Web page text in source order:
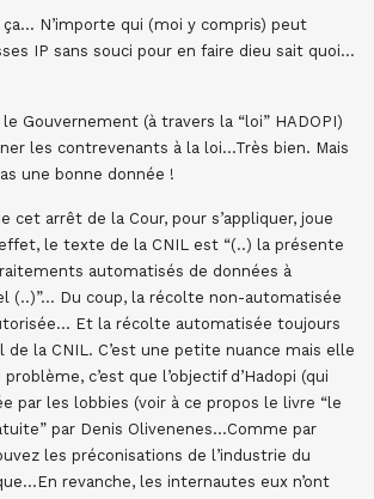
ça… N’importe qui (moi y compris) peut
IP sans souci pour en faire dieu sait quoi…
Gouvernement (à travers la “loi” HADOPI)
les contrevenants à la loi…Très bien. Mais
une bonne donnée !
cet arrêt de la Cour, pour s’appliquer, joue
le texte de la CNIL est “(..) la présente
automatisés de données à
(..)”… Du coup, la récolte non-automatisée
Et la récolte automatisée toujours
de la CNIL. C’est une petite nuance mais elle
c’est que l’objectif d’Hadopi (qui
par les lobbies (voir à ce propos le livre “le
par Denis Olivenenes…Comme par
les préconisations de l’industrie du
revanche, les internautes eux n’ont